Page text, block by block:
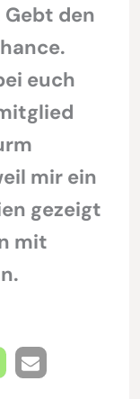
den
euch
mir ein
gezeigt
mit